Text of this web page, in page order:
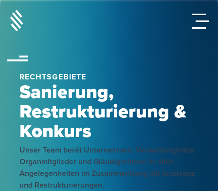
RECHTSGEBIETE
Sanierung,
Restrukturierung &
Konkurs
Unser Team berät Unternehmen, Verwaltungsräte,
Organmitglieder und Gläubigerinnen in allen
Angelegenheiten im Zusammenhang mit Insolvenz
und Restrukturierungen.